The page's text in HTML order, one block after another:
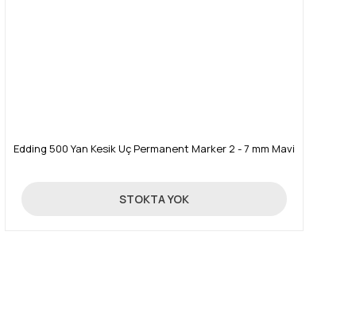
Edding 500 Yan Kesik Uç Permanent Marker 2 - 7 mm Mavi
111,00 TL
STOKTA YOK